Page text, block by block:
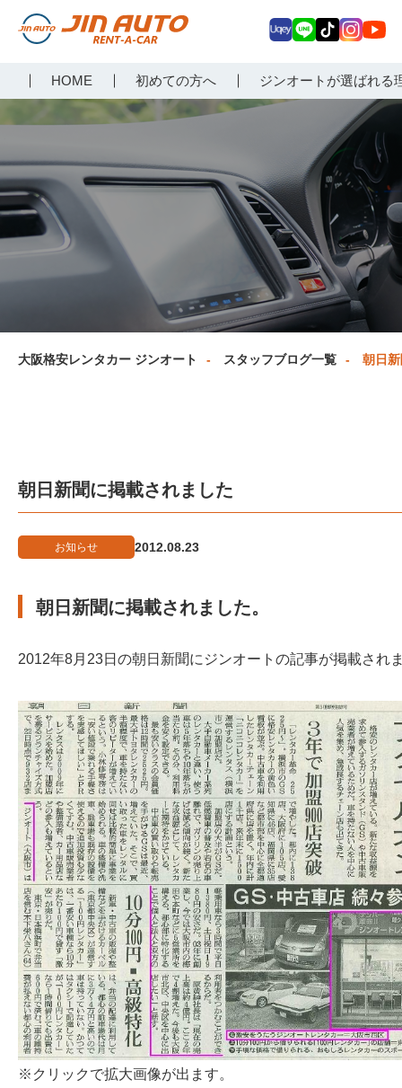
らジンオートレンタカー
HOME 初めての方へ ジンオートが選ばれる
ey E
Tokagr
am
uT
ub
大阪格安レンタカー ジンオート スタッフブログ一覧 朝日
朝日新聞に掲載されました
お知らせ 2012.08.23
朝日新聞に掲載されました。
2012年8月23日の朝日新聞にジンオートの記事が掲載され
※クリックで拡大画像が出ます。